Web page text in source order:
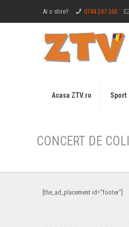
Ai o stire? 0744 247 263
Acasa ZTV.ro Sport
CONCERT DE
[the_ad_placement id="footer"]